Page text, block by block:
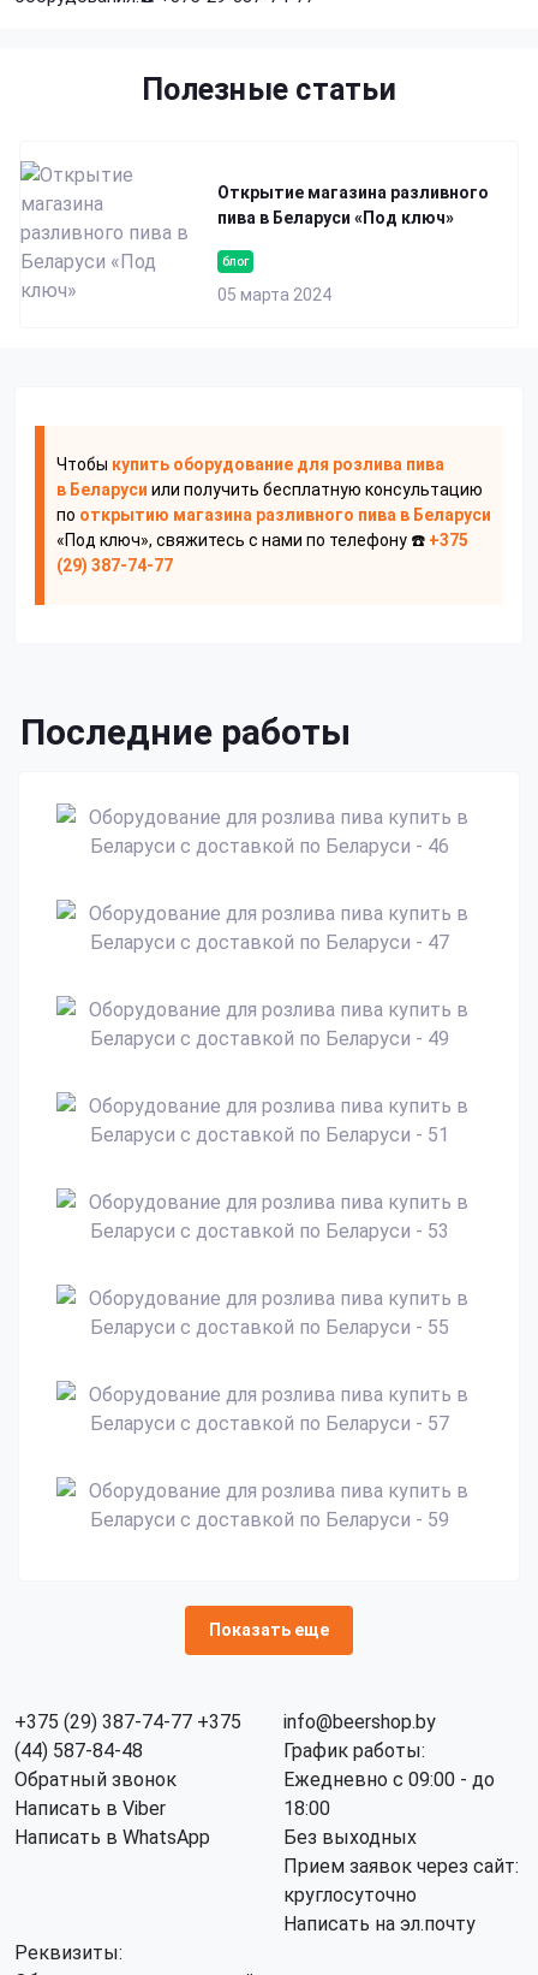
Полезные статьи
блог
05 марта 2024
Открытие магазина разливного
пива в Беларуси «Под ключ»
Чтобы купить оборудование для розлива пива
в Беларуси или получить бесплатную консультацию
по открытию магазина разливного пива в Беларуси
«Под ключ», свяжитесь с нами по телефону ☎️ +375
(29) 387-74-77
Последние работы
Показать еще
+375 (29) 387-74-77 +375
(44) 587-84-48
Обратный звонок
Написать в Viber
Написать в WhatsApp
info@beershop.by
График работы:
Ежедневно с 09:00 - до
18:00
Без выходных
Прием заявок через сайт:
круглосуточно
Написать на эл.почту
Реквизиты: